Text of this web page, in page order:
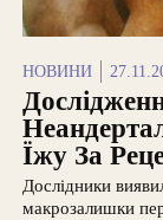
НОВИНИ
Їжу За
Дослідники
макрозалишки